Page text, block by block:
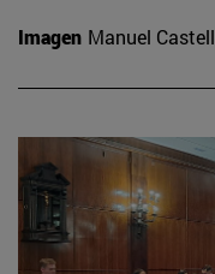
Imagen Manuel